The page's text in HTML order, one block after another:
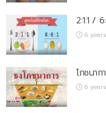
2:1:1 /
6
โภชนาก
6